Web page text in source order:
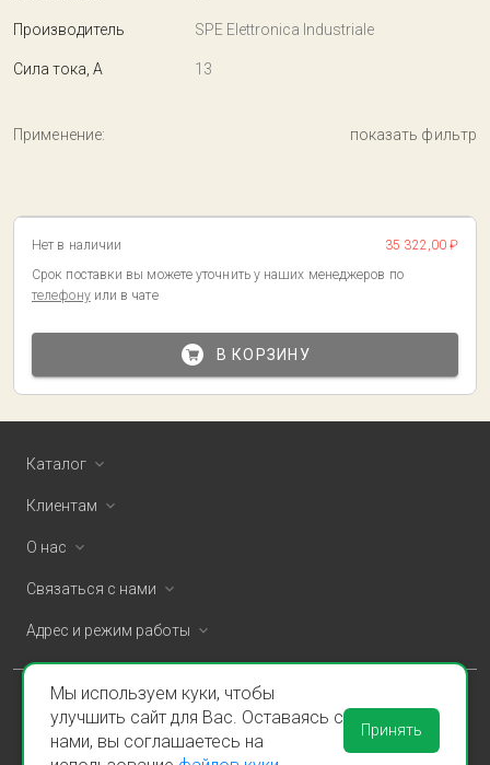
Производитель SPE Elettronica Industriale
Сила тока, А 13
Применение: показать фильтр
Нет в наличии
35 322,00 ₽
Срок поставки вы можете уточнить у наших менеджеров по
телефону или в чате
В КОРЗИНУ
Каталог
Клиентам
О нас
Связаться с нами
Адрес и режим работы
ООО «Спаклин» © 2026
Политика конфиденциальности и оферта
Мы используем куки, чтобы
улучшить сайт для Вас. Оставаясь с
нами, вы соглашаетесь на
Принять